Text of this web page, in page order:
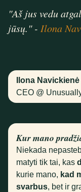
"Aš jus vedu
jūsų." - Ilona
Ilona Navickienė
CEO @
Kur mano
Niekada
matyti tik tai, kas
kurie mano, kad
svarbus, bet ir